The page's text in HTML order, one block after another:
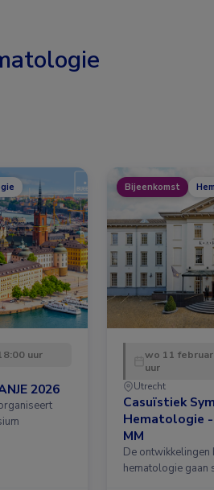
uur
2026
Bijeenkomst
wo 11
uur
Utrecht
Casuïstiek
Hematologie -
MM
De ontwikkelingen
hematologie gaan